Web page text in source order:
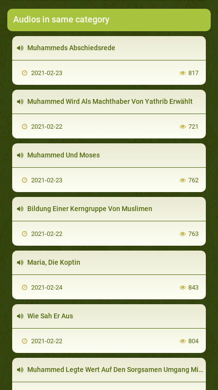
Audios in same category
Muhammeds Abschiedsrede
2021-02-23 817
Muhammed Wird Als Machthaber Von Yathrib Erwählt
2021-02-22 721
Muhammed Und Moses
2021-02-23 762
Bildung Einer Kerngruppe Von Muslimen
2021-02-22 763
Maria, Die Koptin
2021-02-24 843
Wie Sah Er Aus
2021-02-22 804
Muhammed Legte Wert Auf Den Sorgsamen Umgang Mit Wasser Und Verurteilte Seine Verschwendung